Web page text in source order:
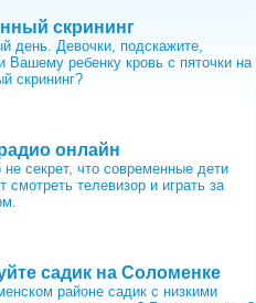
скрининг
день. Девочки, подскажите,
Вашему ребенку кровь с пяточки на
скрининг?
онлайн
не секрет, что современные дети
смотреть телевизор и играть за
садик на Соломенке
районе садик с низкими